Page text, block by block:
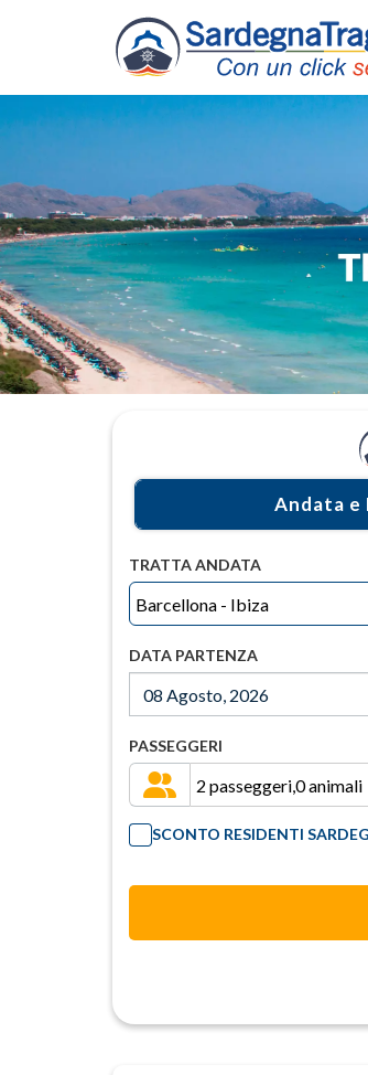
Andata
TRATTA ANDATA
DATA PARTENZA
PASSEGGERI
SCONTO RESIDENTI